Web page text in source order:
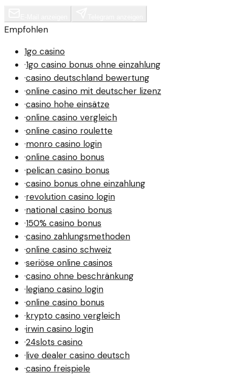
Empfohlen
1go casino
·1go casino bonus ohne einzahlung
·casino deutschland bewertung
·online casino mit deutscher lizenz
·casino hohe einsätze
·online casino vergleich
·online casino roulette
·monro casino login
·online casino bonus
·pelican casino bonus
·casino bonus ohne einzahlung
·revolution casino login
·national casino bonus
·150% casino bonus
·casino zahlungsmethoden
·online casino schweiz
·seriöse online casinos
·casino ohne beschränkung
·legiano casino login
·online casino bonus
·krypto casino vergleich
·irwin casino login
·24slots casino
·live dealer casino deutsch
·casino freispiele